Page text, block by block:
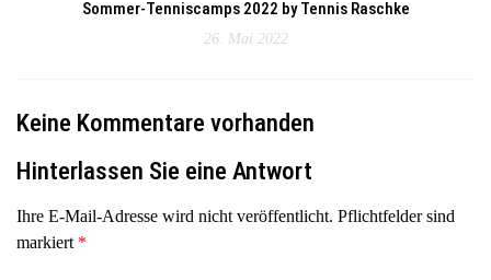
Sommer-Tenniscamps 2022 by Tennis Raschke
26. Mai 2022
Keine Kommentare vorhanden
Hinterlassen Sie eine Antwort
Ihre E-Mail-Adresse wird nicht veröffentlicht. Pflichtfelder sind
markiert *